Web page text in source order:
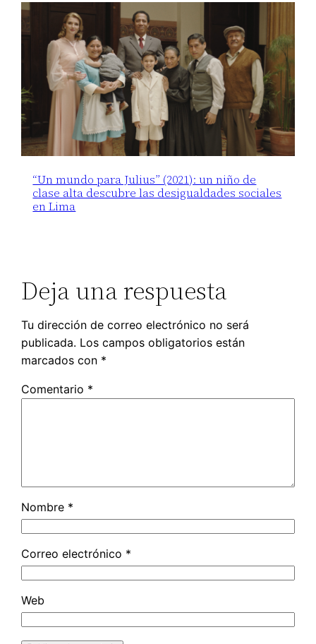
“Un mundo para Julius” (2021): un niño de
clase alta descubre las desigualdades sociales
en Lima
Deja una respuesta
Tu dirección de correo electrónico no será
publicada. Los campos obligatorios están
marcados con *
Comentario *
Nombre *
Correo electrónico *
Web